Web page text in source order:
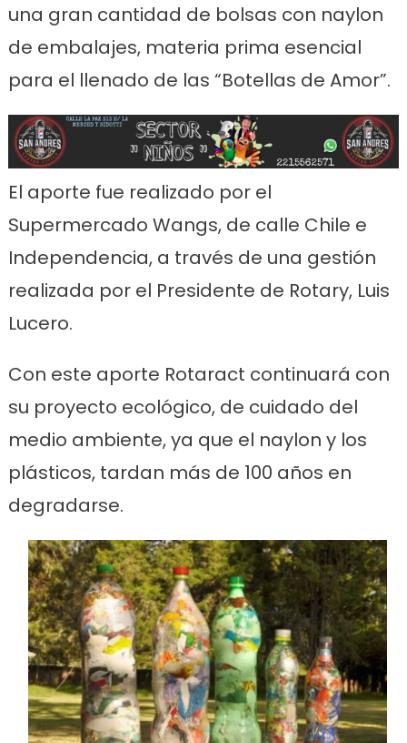
una gran cantidad de bolsas con naylon
de embalajes, materia prima esencial
para el llenado de las “Botellas de Amor”.
El aporte fue realizado por el
Supermercado Wangs, de calle Chile e
Independencia, a través de una gestión
realizada por el Presidente de Rotary, Luis
Lucero.
Con este aporte Rotaract continuará con
su proyecto ecológico, de cuidado del
medio ambiente, ya que el naylon y los
plásticos, tardan más de 100 años en
degradarse.